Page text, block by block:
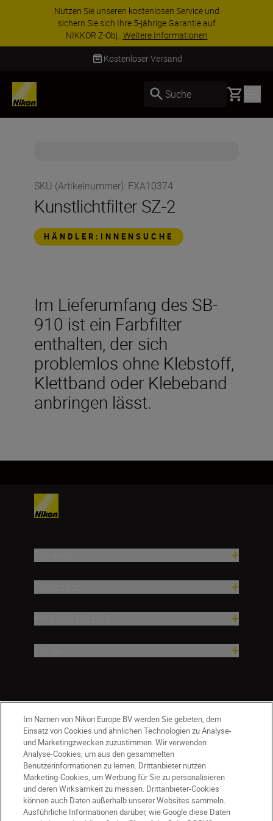
Nutzen Sie unseren kostenlosen Service und
sichern Sie sich Ihre 5-jährige Garantie auf
NIKKOR Z-Obj...Weitere Informationen
Kostenloser Versand
Suche Basket
SKU (Artikelnummer): FXA10374
Kunstlichtfilter SZ-2
HÄNDLER:INNENSUCHE
Im Lieferumfang des SB-
910 ist ein Farbfilter
enthalten, der sich
problemlos ohne Klebstoff,
Klettband oder Klebeband
anbringen lässt.
DE Nikon Sites
Im Namen von Nikon Europe BV werden Sie gebeten, dem
Einsatz von Cookies und ähnlichen Technologien zu Analyse-
und Marketingzwecken zuzustimmen. Wir verwenden
Analyse-Cookies, um aus den gesammelten
Benutzerinformationen zu lernen. Drittanbieter nutzen
Marketing-Cookies, um Werbung für Sie zu personalisieren
und deren Wirksamkeit zu messen. Drittanbieter-Cookies
können auch Daten außerhalb unserer Websites sammeln.
Ausführliche Informationen darüber, wie Google diese Daten